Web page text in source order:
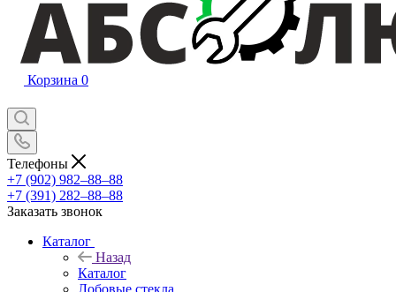
Корзина 0
Телефоны
+7 (902) 982‒88‒88
+7 (391) 282‒88‒88
Заказать звонок
Каталог
Назад
Каталог
Лобовые стекла